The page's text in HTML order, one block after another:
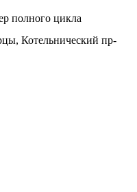
полного цикла
Котельнический пр-